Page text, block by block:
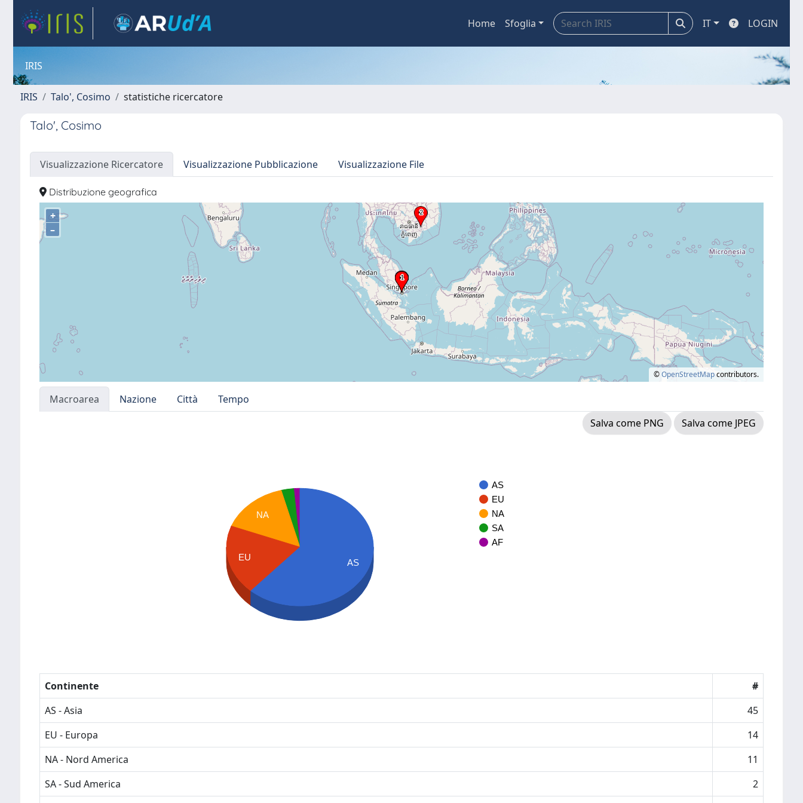
Home Sfoglia IT LOGIN
IRIS
IRIS Talo', Cosimo statistiche ricercatore
Talo', Cosimo
Visualizzazione Ricercatore Visualizzazione Pubblicazione Visualizzazione File
Distribuzione geografica
+
–
©OpenStreetMapcontributors.
Macroarea Nazione Città
Tempo
Salva come PNG
Salva come JPEG
AS
EU
NA
SA
AF
NA
EU
AS
Continente
#
AS - Asia
45
EU - Europa
14
NA - Nord America
11
SA - Sud America
2